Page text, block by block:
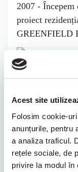
Acest site
Folosim cookie-
anunțurile, pentru
a analiza traficul.
rețele sociale, de
privire la modul în
2007 - Începem
proiect
GREENFIELD
În2007
Băneasa, cel mai
Pădurii Băneasa,
locuire urbană,
confort modern.
Prima fază a
suprafață de 10
care oferă un stil